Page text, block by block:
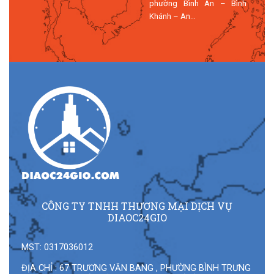
phường Bình An – Bình
Khánh – An...
CÔNG TY TNHH THƯƠNG MẠI DỊCH VỤ
DIAOC24GIO
MST: 0317036012
ĐỊA CHỈ : 67 TRƯƠNG VĂN BANG , PHƯỜNG BÌNH TRƯNG